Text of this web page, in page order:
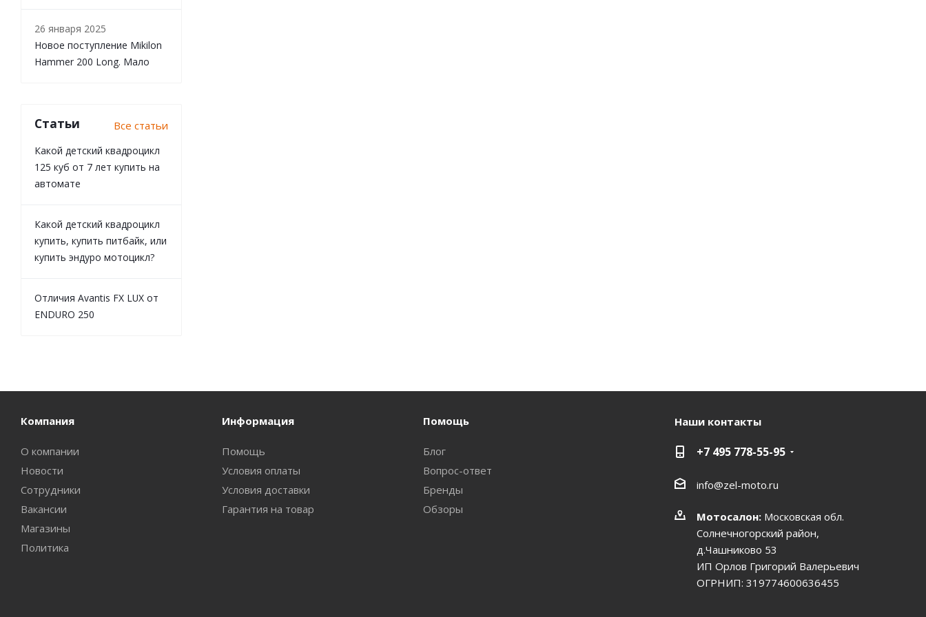
26 января 2025
Новое поступление Mikilon
Hammer 200 Long. Мало
Статьи Все статьи
Какой детский квадроцикл
125 куб от 7 лет купить на
автомате
Какой детский квадроцикл
купить, купить питбайк, или
купить эндуро мотоцикл?
Отличия Avantis FX LUX от
ENDURO 250
Компания
О компании
Новости
Сотрудники
Вакансии
Магазины
Политика
Информация
Помощь
Условия оплаты
Условия доставки
Гарантия на товар
Помощь
Блог
Вопрос-ответ
Бренды
Обзоры
Наши контакты
+7 495 778-55-95
info@zel-moto.ru
Мотосалон: Московская обл.
Солнечногорский район,
д.Чашниково 53
ИП Орлов Григорий Валерьевич
ОГРНИП: 319774600636455